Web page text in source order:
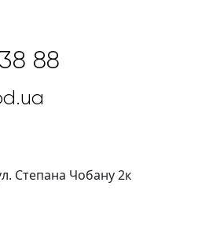
88
Степана Чобану 2к